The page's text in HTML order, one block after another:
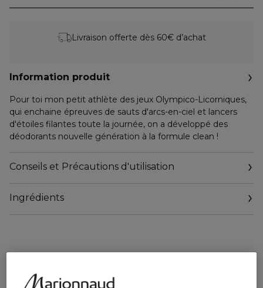
Livraison offerte dès 60€ d’achat
Information produit
Pour toi mon petit athlète des jeux Olympico-Licorniques,
qui enchaine épreuves de sauts d'arcs-en-ciel et lancers
d'étoiles filantes toute la journée, on a développé des
déodorants nouvelle génération à la formule clean !
Conseils et Précautions d'utilisation
Ingrédients